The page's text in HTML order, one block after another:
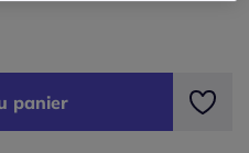
panier